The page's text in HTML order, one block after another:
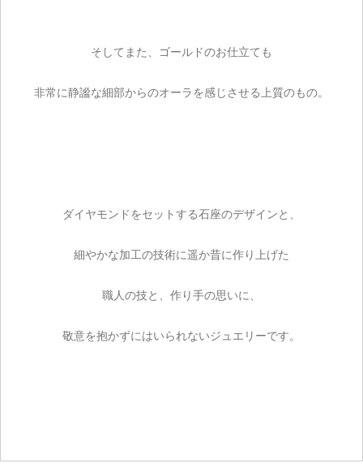
そしてまた、ゴールドのお仕立ても
非常に静謐な細部からのオーラを感じさせる上質のもの。
ダイヤモンドをセットする石座のデザインと、
細やかな加工の技術に遥か昔に作り上げた
職人の技と、作り手の思いに、
敬意を抱かずにはいられないジュエリーです。